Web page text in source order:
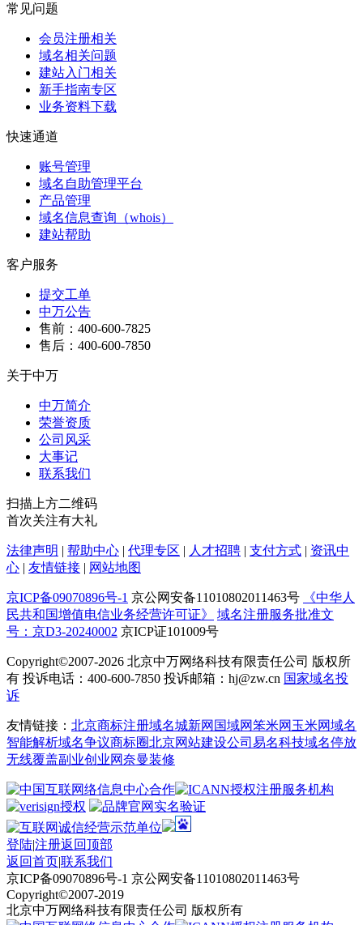
常见问题
会员注册相关
域名相关问题
建站入门相关
新手指南专区
业务资料下载
快速通道
账号管理
域名自助管理平台
产品管理
域名信息查询（whois）
建站帮助
客户服务
提交工单
中万公告
售前：400-600-7825
售后：400-600-7850
关于中万
中万简介
荣誉资质
公司风采
大事记
联系我们
扫描上方二维码
首次关注有大礼
法律声明 | 帮助中心 | 代理专区 | 人才招聘 | 支付方式 | 资讯中
心 | 友情链接 | 网站地图
京ICP备09070896号-1 京公网安备11010802011463号
《中华人
民共和国增值电信业务经营许可证》
域名注册服务批准文
号：京D3-20240002 京ICP证101009号
Copyright©2007-2026 北京中万网络科技有限责任公司 版权所
有 投诉电话：400-600-7850 投诉邮箱：hj@zw.cn 国家域名投
诉
友情链接： 北京商标注册域名城新网 国域网笨米网 玉米网域名
智能解析域名争议商标圈北京网站建设公司 易名科技域名停放
无线覆盖副业创业网奈曼装修
登陆|注册返回顶部
返回首页|联系我们
京ICP备09070896号-1 京公网安备11010802011463号
Copyright©2007-2019
北京中万网络科技有限责任公司 版权所有